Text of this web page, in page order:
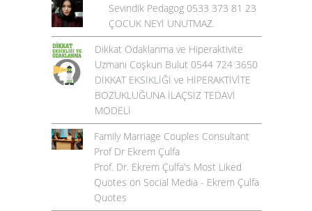
Sevindik Pedagog 0533 373 81 23
ÇOCUK NEYİ UNUTMAZ.
Dikkat Odaklanma ve Hiperaktivite
Uzmanı Coşkun Bulut 0544 724 3650
DİKKAT EKSİKLİĞİ ve HİPERAKTİVİTE
BOZUKLUĞUNA İLAÇSIZ TEDAVİ
MODELİ
Family Marriage Couples Consultant
Prof Dr Ekrem Çulfa
Prof. Dr. Ekrem Çulfa's Most Liked
Quotes on Social Media - Ekrem Çulfa
Quotes